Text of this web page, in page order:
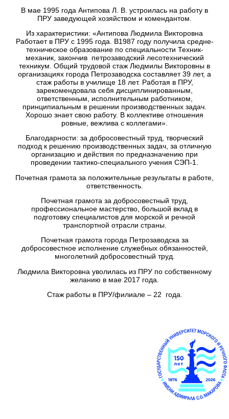
В мае 1995 года Антипова Л. В. устроилась на работу в
ПРУ заведующей хозяйством и комендантом.
Из характеристики: «Антипова Людмила Викторовна
Работает в ПРУ с 1995 года. В1987 году получила средне-
техническое образование по специальности Техник-
механик, закончив петрозаводский лесотехнический
техникум. Общий трудовой стаж Людмилы Викторовны в
организациях города Петрозаводска составляет 39 лет, а
стаж работы в училище 18 лет. Работая в ПРУ,
зарекомендовала себя дисциплинированным,
ответственным, исполнительным работником,
принципиальным в решении производственных задач.
Хорошо знает свою работу. В коллективе отношения
ровные, вежлива с коллегами».
Благодарности: за добросовестный труд, творческий
подход к решению производственных задач, за отличную
организацию и действия по предназначению при
проведении тактико-специального учения СЭП-1.
Почетная грамота за положительные результаты в работе,
ответственность.
Почетная грамота за добросовестный труд,
профессиональное мастерство, большой вклад в
подготовку специалистов для морской и речной
транспортной отрасли страны.
Почетная грамота города Петрозаводска за
добросовестное исполнение служебных обязанностей,
многолетний добросовестный труд.
Людмила Викторовна уволилась из ПРУ по собственному
желанию в мае 2017 года.
Стаж работы в ПРУ/филиале – 22 года.